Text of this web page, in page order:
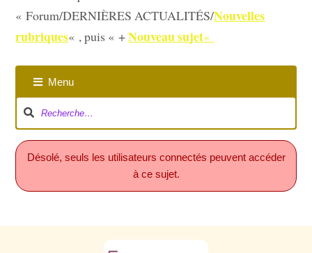
« Forum/DERNIÈRES ACTUALITÉS/Nouvelles
rubriques« , puis « +Nouveau sujet«
Menu
Désolé, seuls les utilisateurs connectés peuvent accéder
à ce sujet.